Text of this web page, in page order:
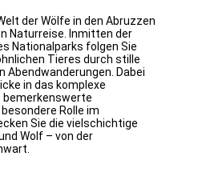
der Wölfe in den Abruzzen
Naturreise. Inmitten der
Nationalparks folgen Sie
Tieres durch stille
Abendwanderungen. Dabei
in das komplexe
bemerkenswerte
Rolle im
Sie die vielschichtige
Wolf – von der